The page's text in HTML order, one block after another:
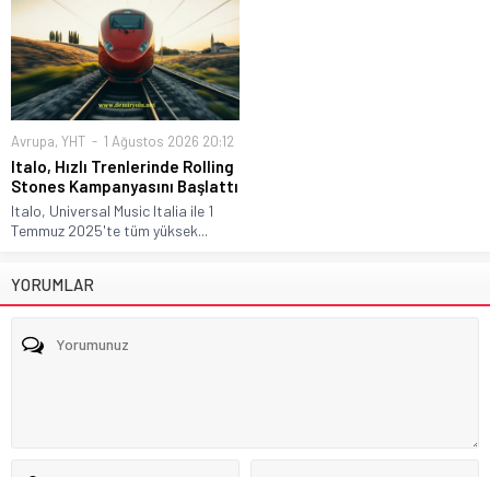
Avrupa, YHT 1 Ağustos 2026 20:12
Italo, Hızlı Trenlerinde Rolling
Stones Kampanyasını Başlattı
Italo, Universal Music Italia ile 1
Temmuz 2025'te tüm yüksek...
YORUMLAR